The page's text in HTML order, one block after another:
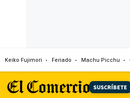
Keiko Fujimori Feriado Machu Picchu
SUSCRÍBETE